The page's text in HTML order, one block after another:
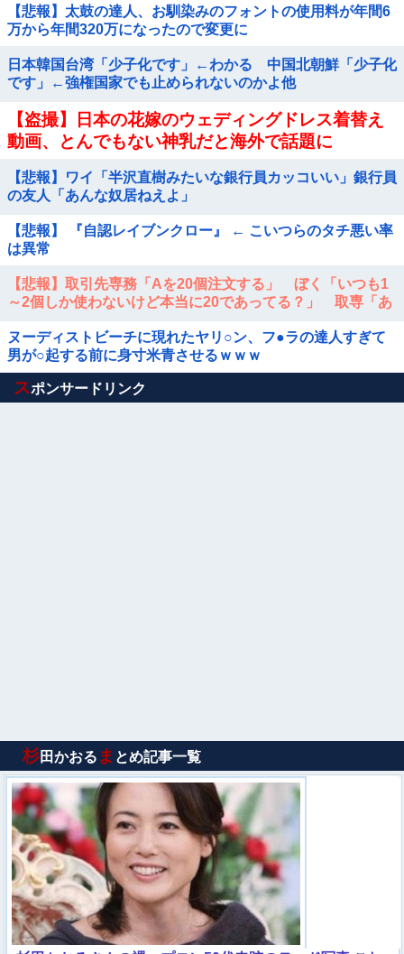
【悲報】太鼓の達人、お馴染みのフォントの使用料が年間6
万から年間320万になったので変更に
日本韓国台湾「少子化です」←わかる 中国北朝鮮「少子化
です」←強権国家でも止められないのかよ他
【盗撮】日本の花嫁のウェディングドレス着替え
動画、とんでもない神乳だと海外で話題に
【悲報】ワイ「半沢直樹みたいな銀行員カッコいい」銀行員
の友人「あんな奴居ねえよ」
【悲報】 『自認レイブンクロー』 ← こいつらのタチ悪い率
は異常
【悲報】取引先専務「Aを20個注文する」 ぼく「いつも1
～2個しか使わないけど本当に20であってる？」 取専「あ
か？？？？？？？？
ヌーディストビーチに現れたヤリ○ン、フ●ラの達人すぎて
男が○起する前に身寸米青させるｗｗｗ
Powered by livedoor 相互RSS
スポンサードリンク
杉田かおる ま とめ記事一覧